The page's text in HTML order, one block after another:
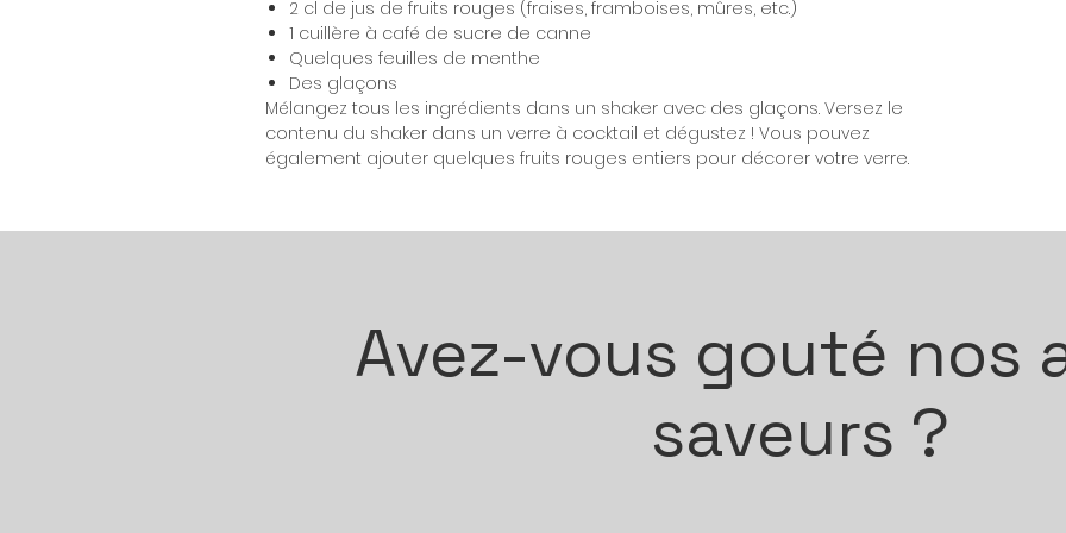
2 cl de jus de fruits rouges (fraises, framboises, mûres, etc.)
1 cuillère à café de sucre de canne
Quelques feuilles de menthe
Des glaçons
Mélangez tous les ingrédients dans un shaker avec des glaçons. Versez le
contenu du shaker dans un verre à cocktail et dégustez ! Vous pouvez
également ajouter quelques fruits rouges entiers pour décorer votre verre.
Avez-vous gouté nos
saveurs ?